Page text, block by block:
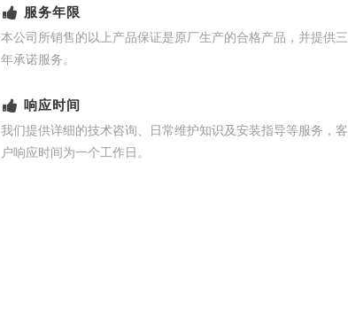
服务年限
本公司所销售的以上产品保证是原厂生产的合格产品，并提供三
年承诺服务。
响应时间
我们提供详细的技术咨询、日常维护知识及安装指导等服务，客
户响应时间为一个工作日。